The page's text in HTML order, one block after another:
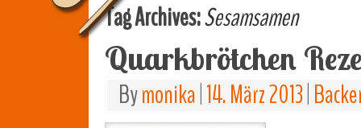
Tag Archives:Sesamsamen
Quarkbrötchen
Bymonika 14. März 2013